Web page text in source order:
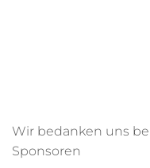
Wir bedanken uns
Sponsoren